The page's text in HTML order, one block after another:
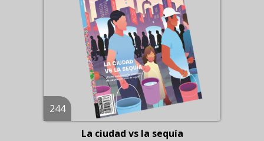
244
La ciudad vs la sequía